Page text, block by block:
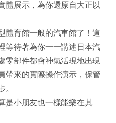
體展示，為你還原自大正以
體育館一般的汽車館了！這
等待著為你一一講述日本汽
零部件都會神氣活現地出現
帶來的實際操作演示，保管
。
是小朋友也一樣能樂在其